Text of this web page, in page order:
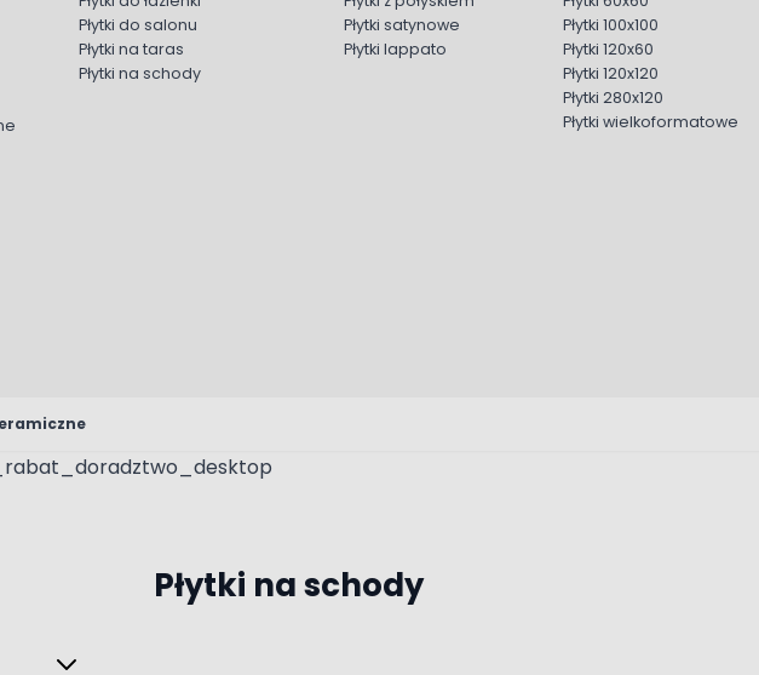
Płytki do salonu
Płytki na taras
Płytki na schody
Płytki satynowe
Płytki lappato
Płytki 100x100
Płytki 120x60
Płytki 120x120
Płytki 280x120
Płytki wielkoformatowe
Płytki na schody